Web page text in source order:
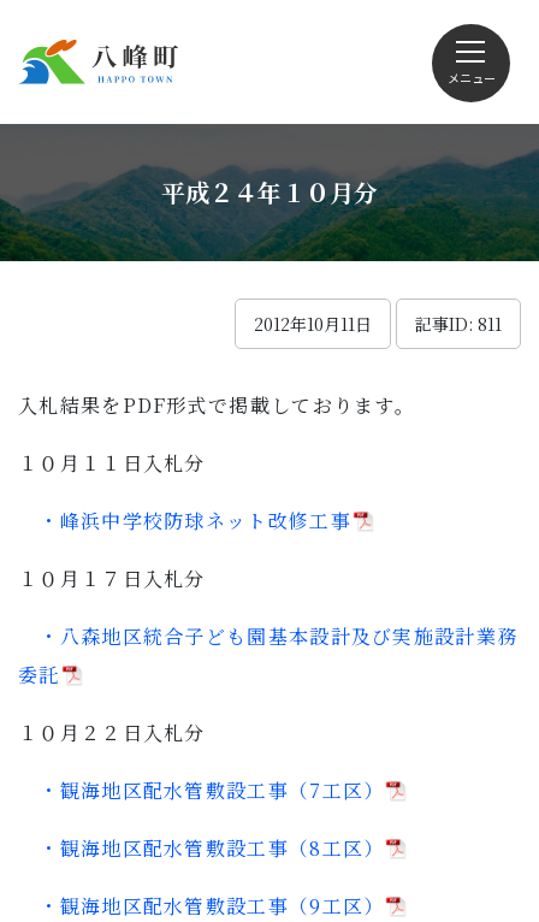
メニュー
Foreign language
くらしの情報
移住・定住
行政情報
平成２４年１０月分
2012年10月11日 記事ID: 811
入札結果をPDF形式で掲載しております。
１０月１１日入札分
・峰浜中学校防球ネット改修工事
１０月１７日入札分
・八森地区統合子ども園基本設計及び実施設計業務
委託
１０月２２日入札分
・観海地区配水管敷設工事（7工区）
・観海地区配水管敷設工事（8工区）
・観海地区配水管敷設工事（9工区）